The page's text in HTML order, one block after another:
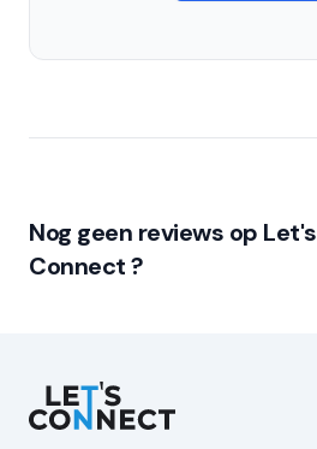
Nog geen reviews op Let's
Connect ?
Let's Connect